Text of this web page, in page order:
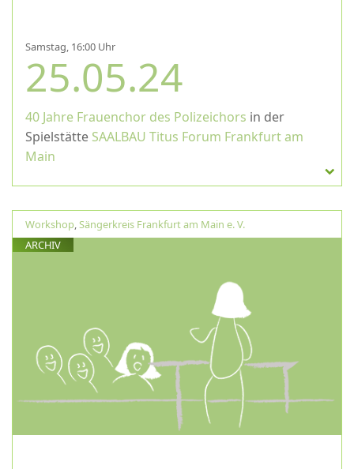
Samstag, 16:00 Uhr
25.05.24
40 Jahre Frauenchor des Polizeichors in der
Spielstätte SAALBAU Titus Forum Frankfurt am
Main
Workshop,Sängerkreis Frankfurt am Main e. V.
ARCHIV